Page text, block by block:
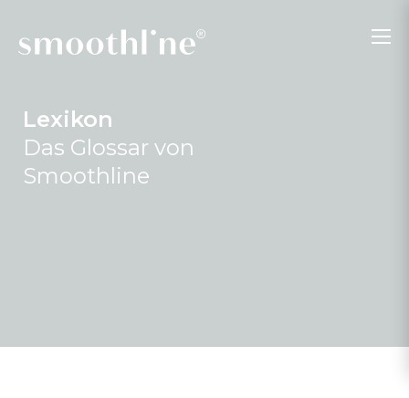
Lexikon
Das Glossar von
Smoothline